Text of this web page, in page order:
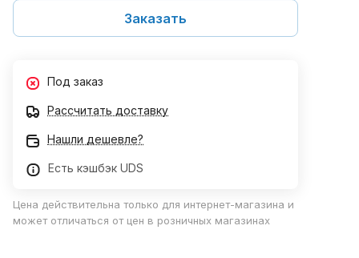
Заказать
Под заказ
Рассчитать доставку
Нашли дешевле?
Есть кэшбэк UDS
Цена действительна только для интернет-магазина и
может отличаться от цен в розничных магазинах